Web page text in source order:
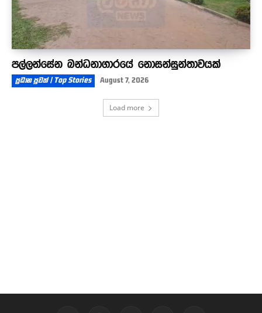
පල්ලන්සේන බන්ධනාගාරයේ නොසන්සුන්තාවයක්
ප්‍රධාන පුවත් | Top Stories August 7, 2026
Load more